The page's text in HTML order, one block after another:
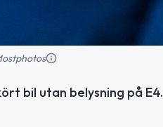
bil utan belysning på E4.